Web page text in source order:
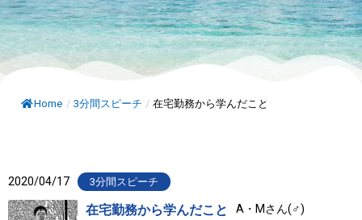
Home / 3分間スピーチ / 在宅勤務から学んだこと
2020/04/17 3分間スピーチ
在宅勤務から学んだこと
A・Mさん(♂)